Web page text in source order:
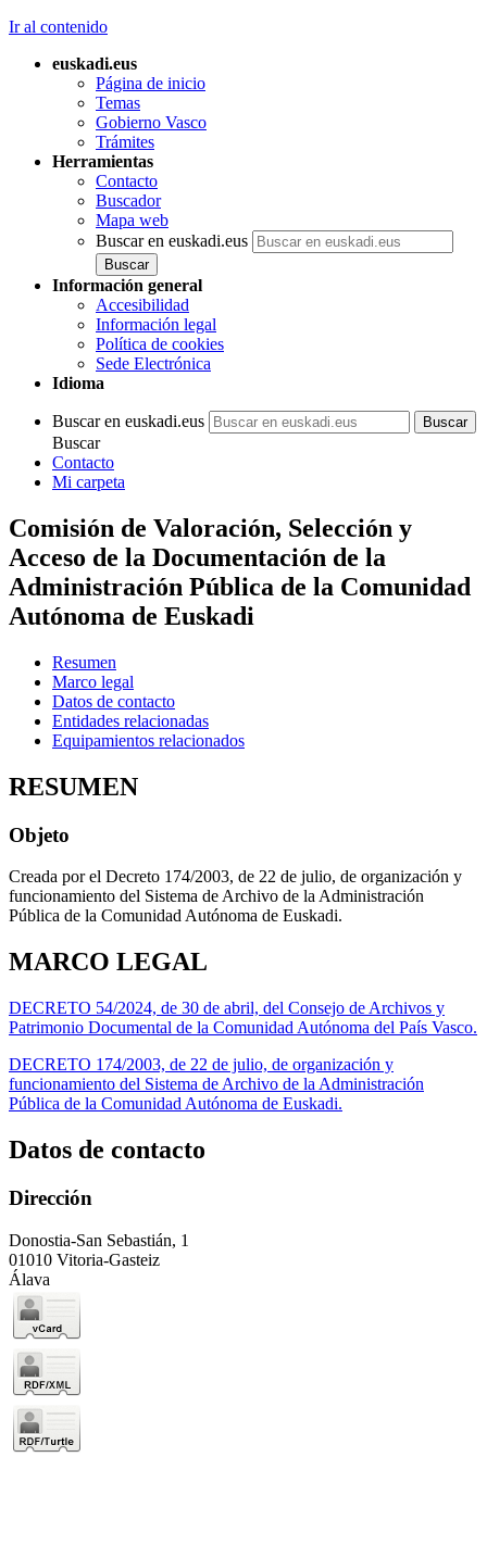
Ir al contenido
euskadi.eus
Página de inicio
Temas
Gobierno Vasco
Trámites
Herramientas
Contacto
Buscador
Mapa web
Buscar en euskadi.eus
Información general
Accesibilidad
Información legal
Política de cookies
Sede Electrónica
Idioma
Buscar en euskadi.eus
Buscar
Contacto
Mi carpeta
Comisión de Valoración, Selección y
Acceso de la Documentación de la
Administración Pública de la Comunidad
Autónoma de Euskadi
Resumen
Marco legal
Datos de contacto
Entidades relacionadas
Equipamientos relacionados
RESUMEN
Objeto
Creada por el Decreto 174/2003, de 22 de julio, de organización y
funcionamiento del Sistema de Archivo de la Administración
Pública de la Comunidad Autónoma de Euskadi.
MARCO LEGAL
DECRETO 54/2024, de 30 de abril, del Consejo de Archivos y
Patrimonio Documental de la Comunidad Autónoma del País Vasco.
DECRETO 174/2003, de 22 de julio, de organización y
funcionamiento del Sistema de Archivo de la Administración
Pública de la Comunidad Autónoma de Euskadi.
Datos de contacto
Dirección
Donostia-San Sebastián, 1
01010 Vitoria-Gasteiz
Álava